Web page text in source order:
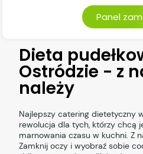
Panel
Dieta
Ostródzie - z
należy
Najlepszy catering dietetyczny
rewolucja dla tych, którzy chcą
marnowania czasu w kuchni. Z
Zamknij oczy i wyobraź sobie